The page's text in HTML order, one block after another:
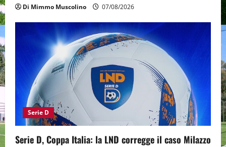
Di Mimmo Muscolino 07/08/2026
Serie D
Serie D, Coppa Italia: la LND corregge il caso Milazzo